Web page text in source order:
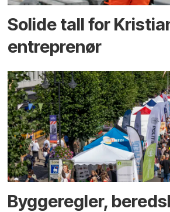
Solide tall for
entreprenør
Bygge­regler,